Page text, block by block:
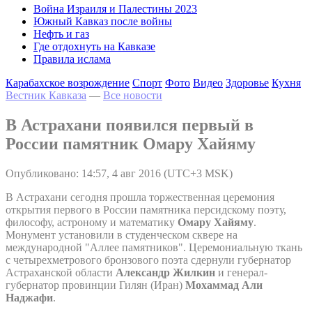
Война Израиля и Палестины 2023
Южный Кавказ после войны
Нефть и газ
Где отдохнуть на Кавказе
Правила ислама
Карабахское возрождение Спорт Фото Видео Здоровье Кухня
Вестник Кавказа — Все новости
В Астрахани появился первый в
России памятник Омару Хайяму
Опубликовано: 14:57, 4 авг 2016 (UTC+3 MSK)
В Астрахани сегодня прошла торжественная церемония
открытия первого в России памятника персидскому поэту,
философу, астроному и математику Омару Хайяму.
Монумент установили в студенческом сквере на
международной "Аллее памятников". Церемониальную ткань
с четырехметрового бронзового поэта сдернули губернатор
Астраханской области Александр Жилкин и генерал-
губернатор провинции Гилян (Иран) Мохаммад Али
Наджафи.